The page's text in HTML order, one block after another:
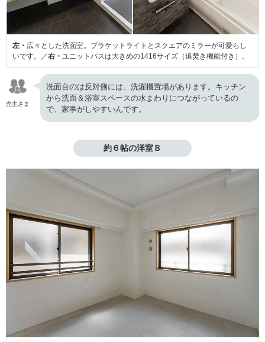
左・ 広々とした洗面室。ブラケットライトとスクエアのミラーが可愛らし
いです。／右・ ユニットバスは大きめの1416サイズ（追焚き機能付き）。
売主さま
洗面台のは反対側には、洗濯機置場があります。キッチン
から洗面＆浴室スペースの水まわりにつながっているの
で、家事がしやすいんです。
約６帖の洋室Ｂ